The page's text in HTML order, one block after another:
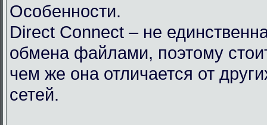
Особенности.
Direct Connect – не
обмена файлами, поэтому
чем же она отличается от
сетей.